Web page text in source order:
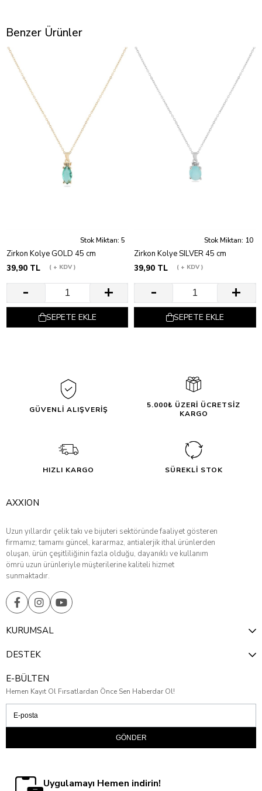
Benzer Ürünler
Stok Miktarı: 5
Zirkon Kolye GOLD 45 cm
39,90 TL
+ KDV
SEPETE EKLE
Stok Miktarı: 10
Zirkon Kolye SILVER 45 cm
39,90 TL
+ KDV
SEPETE EKLE
GÜVENLİ ALIŞVERİŞ
5.000₺ ÜZERİ ÜCRETSİZ
KARGO
HIZLI KARGO SÜREKLİ STOK
AXXION
Uzun yıllardır çelik takı ve bijuteri sektöründe faaliyet gösteren
firmamız; tamamı güncel, kararmaz, antialerjik ithal ürünlerden
oluşan, ürün çeşitliliğinin fazla olduğu, dayanıklı ve kullanım
ömrü uzun ürünleriyle müşterilerine kaliteli hizmet
sunmaktadır.
KURUMSAL
DESTEK
E-BÜLTEN
Hemen Kayıt Ol Fırsatlardan Önce Sen Haberdar Ol!
GÖNDER
Uygulamayı Hemen indirin!